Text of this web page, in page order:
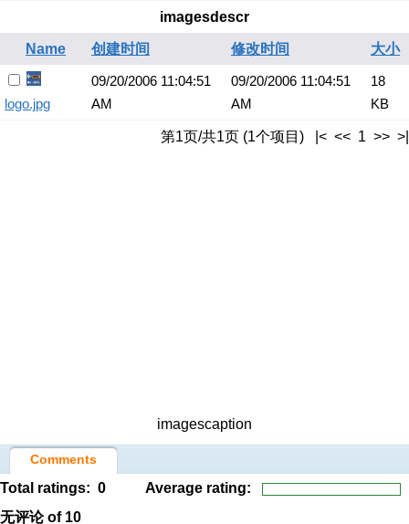
imagesdescr
Name 创建时间 修改时间 大小
logo.jpg
09/20/2006 11:04:51
AM
09/20/2006 11:04:51
AM
18
KB
第1页/共1页 (1个项目) |< << 1 >> >|
imagescaption
Comments
Total ratings: 0
Average rating:
无评论of 10